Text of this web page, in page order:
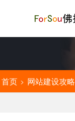
首页 > 网站建设攻略